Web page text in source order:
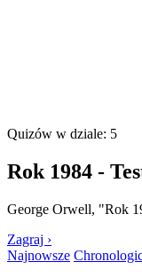
Quizów w dziale: 5
Rok 1984 -
George Orwell, "Rok
Zagraj ›
Najnowsze